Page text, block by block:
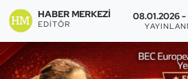
HABER MERKEZI
EDITÖR
08.01.2026 -
Buz Hokeyi
Buz Pateni